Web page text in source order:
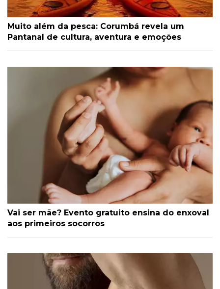
Muito além da pesca: Corumbá revela um
Pantanal de cultura, aventura e emoções
Vai ser mãe? Evento gratuito ensina do enxoval
aos primeiros socorros